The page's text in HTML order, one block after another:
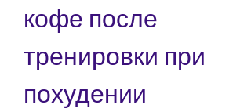
кофе после
тренировки при
похудении